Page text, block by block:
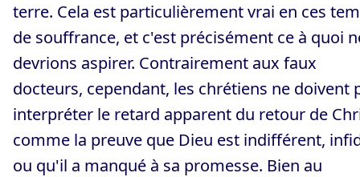
terre. Cela est particulièrement vrai en ces
de souffrance, et c'est précisément ce à quoi
devrions aspirer. Contrairement aux faux
docteurs, cependant, les chrétiens ne doivent
interpréter le retard apparent du retour de
comme la preuve que Dieu est indifférent,
ou qu'il a manqué à sa promesse. Bien au